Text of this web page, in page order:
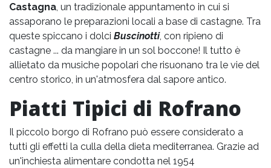
Castagna , un tradizionale appuntamento in cui si
assaporano le preparazioni locali a base di castagne. Tra
queste spiccano i dolci Buscinotti, con ripieno di
castagne ... da mangiare in un sol boccone! Il tutto è
allietato da musiche popolari che risuonano tra le vie del
centro storico, in un'atmosfera dal sapore antico.
Piatti Tipici di Rofrano
Il piccolo borgo di Rofrano può essere considerato a
tutti gli effetti la culla della dieta mediterranea. Grazie ad
un'inchiesta alimentare condotta nel 1954